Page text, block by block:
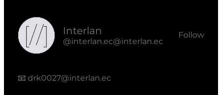
Interlan
@interlan.ec@interlan.ec
Follow
📧 drk0027@interlan.ec